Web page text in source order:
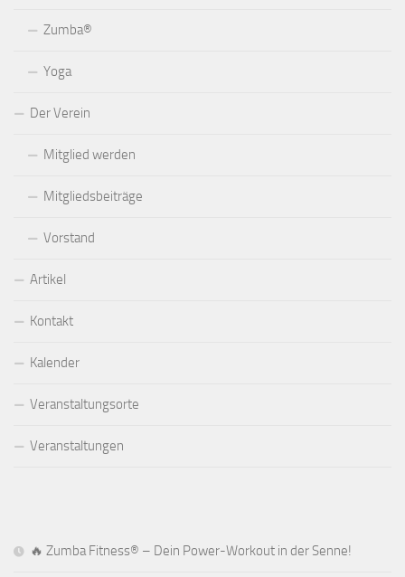
Zumba®
Yoga
Der Verein
Mitglied werden
Mitgliedsbeiträge
Vorstand
Artikel
Kontakt
Kalender
Veranstaltungsorte
Veranstaltungen
🔥 Zumba Fitness® – Dein Power-Workout in der Senne!